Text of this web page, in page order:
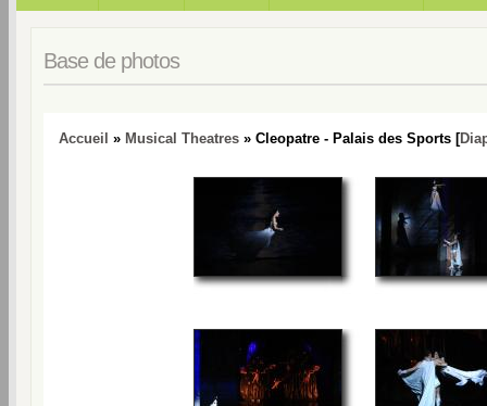
Base de photos
Accueil » Musical Theatres » Cleopatre - Palais des Sports [